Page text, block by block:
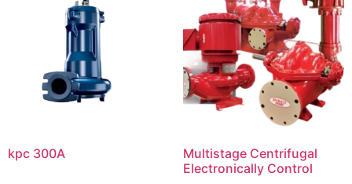
kpc 300A
Multistage Centrifugal
Electronically Control